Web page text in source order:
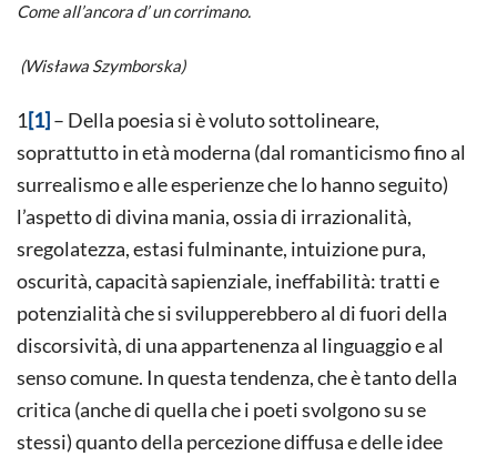
Come all’ancora d’ un corrimano.
(Wisława Szymborska)
1[1]– Della poesia si è voluto sottolineare,
soprattutto in età moderna (dal romanticismo fino al
surrealismo e alle esperienze che lo hanno seguito)
l’aspetto di divina mania, ossia di irrazionalità,
sregolatezza, estasi fulminante, intuizione pura,
oscurità, capacità sapienziale, ineffabilità: tratti e
potenzialità che si svilupperebbero al di fuori della
discorsività, di una appartenenza al linguaggio e al
senso comune. In questa tendenza, che è tanto della
critica (anche di quella che i poeti svolgono su se
stessi) quanto della percezione diffusa e delle idee